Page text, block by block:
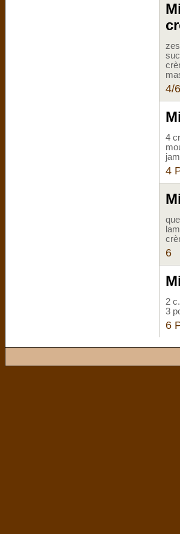
4/6
4
4
6
2
3
6